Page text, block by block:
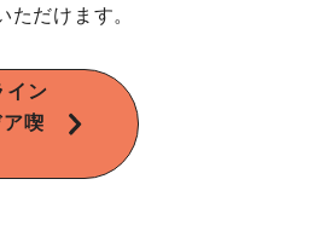
だけます。
イン
喫